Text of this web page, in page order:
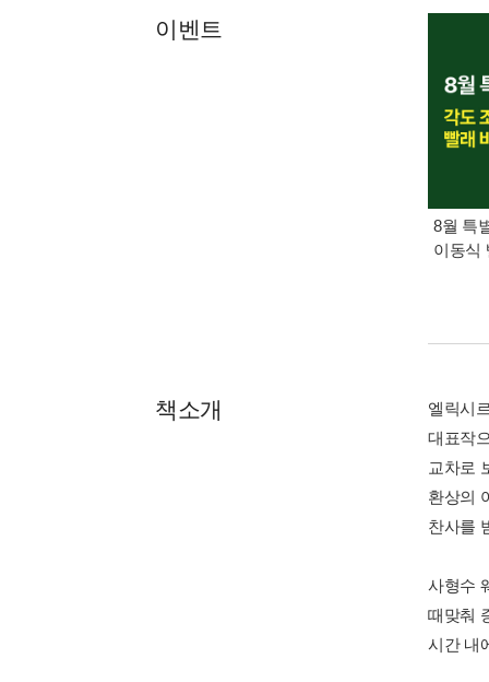
이벤트
8월 특
이동식
책소개
엘릭시
대표작
교차로
환상의
찬사를
사형수
때맞춰
시간 내